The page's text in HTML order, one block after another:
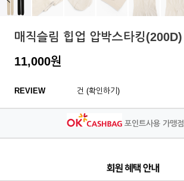
매직슬림 힙업 압박스타킹(200D)
11,000원
REVIEW 건 (확인하기)
포인트사용 가맹점